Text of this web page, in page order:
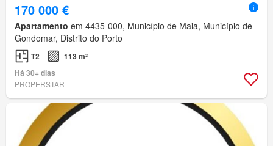
170 000 €
Apartamento em 4435-000, Município de Maia, Município de
Gondomar, Distrito do Porto
T2
113 m²
Há 30+ dias
PROPERSTAR